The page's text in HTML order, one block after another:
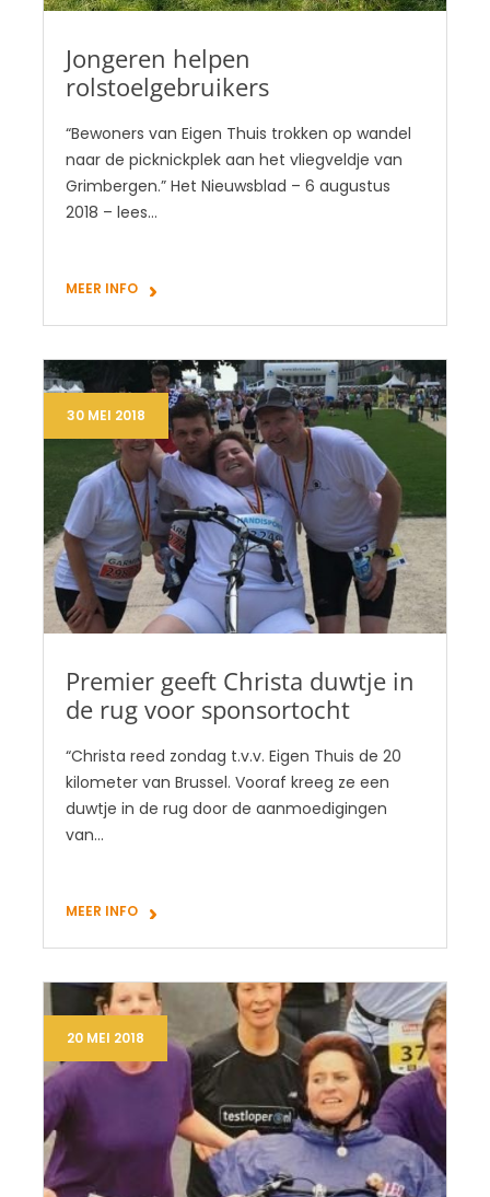
Jongeren helpen
rolstoelgebruikers
“Bewoners van Eigen Thuis trokken op wandel
naar de picknickplek aan het vliegveldje van
Grimbergen.” Het Nieuwsblad – 6 augustus
2018 – lees…
MEER INFO
30 MEI 2018
Premier geeft Christa duwtje in
de rug voor sponsortocht
“Christa reed zondag t.v.v. Eigen Thuis de 20
kilometer van Brussel. Vooraf kreeg ze een
duwtje in de rug door de aanmoedigingen
van…
MEER INFO
20 MEI 2018